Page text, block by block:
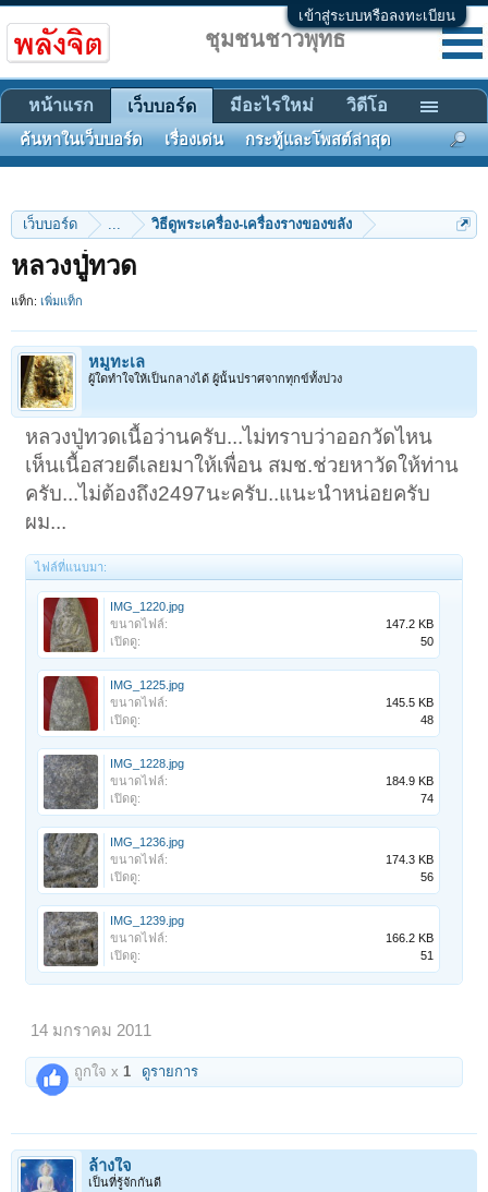
เข้าสู่ระบบหรือลงทะเบียน
เว็บบอร์ด ... วิธีดูพระเครื่อง-เครื่องรางของขลัง
หลวงปู่่ทวด
แท็ก: เพิ่มแท็ก
หมูทะเล
ผู้ใดทำใจให้เป็นกลางได้ ผู้นั้นปราศจากทุกข์ทั้งปวง
หลวงปู่ทวดเนื้อว่านครับ...ไม่ทราบว่าออกวัดไหน
เห็นเนื้อสวยดีเลยมาให้เพื่อน สมช.ช่วยหาวัดให้ท่าน
ครับ...ไม่ต้องถึง2497นะครับ..แนะนำหน่อยครับ
ผม...
ไฟล์ที่แนบมา:
IMG_1220.jpg
ขนาดไฟล์:
147.2 KB
เปิดดู:
50
IMG_1225.jpg
ขนาดไฟล์:
145.5 KB
เปิดดู:
48
IMG_1228.jpg
ขนาดไฟล์:
184.9 KB
เปิดดู:
74
IMG_1236.jpg
ขนาดไฟล์:
174.3 KB
เปิดดู:
56
IMG_1239.jpg
ขนาดไฟล์:
166.2 KB
เปิดดู:
51
14 มกราคม 2011
ถูกใจ x1 ดูรายการ
ล้างใจ
เป็นที่รู้จักกันดี
ชุมชนชาวพุทธ
หน้าแรก เว็บบอร์ด
ค้นหาในเว็บบอร์ด เรื่องเด่น กระทู้และโพสต์ล่าสุด
มีอะไรใหม่ วิดีโอ